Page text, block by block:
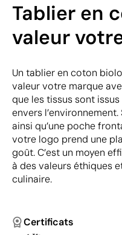
Tablier en
valeur
Un tablier en coton
valeur votre marque
que les tissus sont
envers
ainsi qu’une poche
votre logo prend une
goût. C’est un moyen
à des valeurs éthiques
culinaire.
Certificats